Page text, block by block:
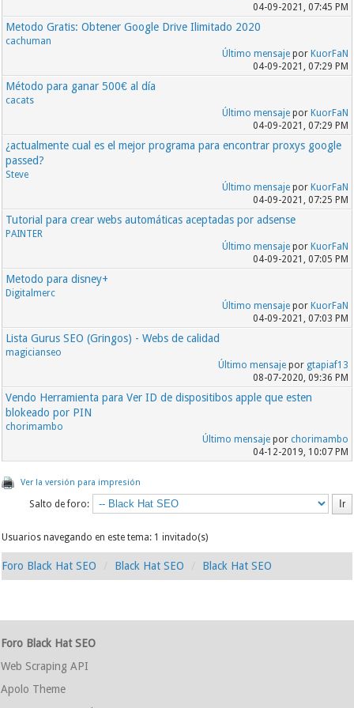
yudu.com
zimbio.com
04-09-2021, 07:45 PM
Metodo Gratis: Obtener Google Drive Ilimitado 2020
cachuman
Último mensajepor KuorFaN
04-09-2021, 07:29 PM
Método para ganar 500€ al día
cacats
Último mensajepor KuorFaN
04-09-2021, 07:29 PM
¿actualmente cual es el mejor programa para encontrar proxys google
passed?
Steve
Último mensajepor KuorFaN
04-09-2021, 07:25 PM
Tutorial para crear webs automáticas aceptadas por adsense
PAINTER
Último mensajepor KuorFaN
04-09-2021, 07:05 PM
Metodo para disney+
Digitalmerc
Último mensajepor KuorFaN
04-09-2021, 07:03 PM
Lista Gurus SEO (Gringos) - Webs de calidad
magicianseo
Último mensajepor gtapiaf13
08-07-2020, 09:36 PM
Vendo Herramienta para Ver ID de dispositibos apple que esten
blokeado por PIN
chorimambo
Último mensajepor chorimambo
04-12-2019, 10:07 PM
Ver la versión para impresión
Salto de foro:
Usuarios navegando en este tema: 1 invitado(s)
Foro Black Hat SEO Black Hat SEO Black Hat SEO
Foro Black Hat SEO
Web Scraping API
Apolo Theme